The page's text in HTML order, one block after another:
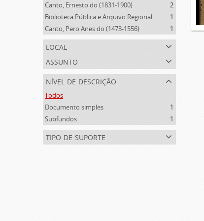
Canto, Ernesto do (1831-1900)
2
Biblioteca Pública e Arquivo Regional de Ponta Delgada (1841- )
1
Canto, Pero Anes do (1473-1556)
1
local
assunto
nível de descrição
Todos
Documento simples
1
Subfundos
1
tipo de suporte